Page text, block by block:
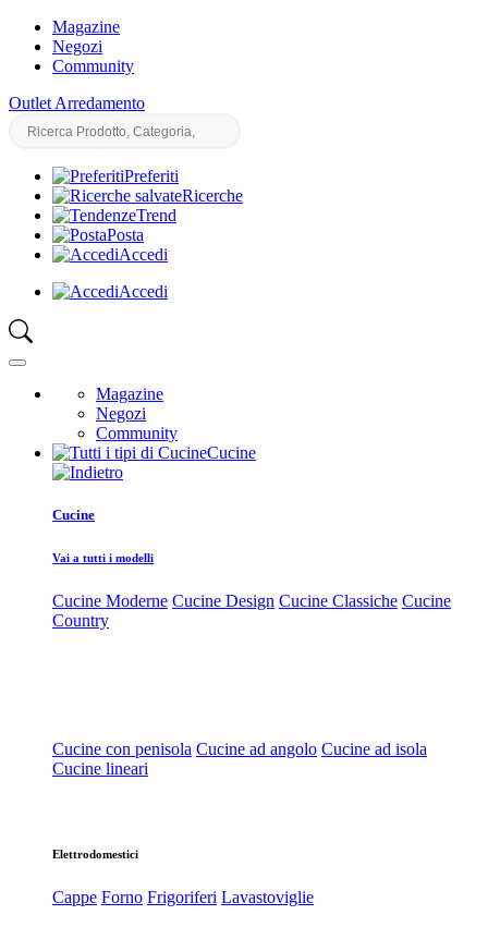
Magazine
Negozi
Community
Outlet Arredamento
Preferiti
Ricerche
Trend
Posta
Accedi
Accedi
Magazine
Negozi
Community
Cucine
Cucine
Vai a tutti i modelli
Cucine Moderne Cucine Design Cucine Classiche Cucine
Country
Cucine con penisola Cucine ad angolo Cucine ad isola
Cucine lineari
Elettrodomestici
Cappe Forno Frigoriferi Lavastoviglie